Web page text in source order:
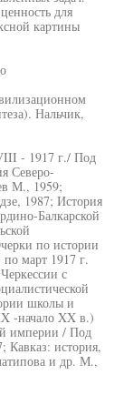
для
картины
Нальчик,
- 1917 г./ Под
Северо-
М., 1959;
1987; История
Балкарской
по истории
март 1917 г.
с
школы и
-начало XX в.)
империи / Под
история,
и др. М.,